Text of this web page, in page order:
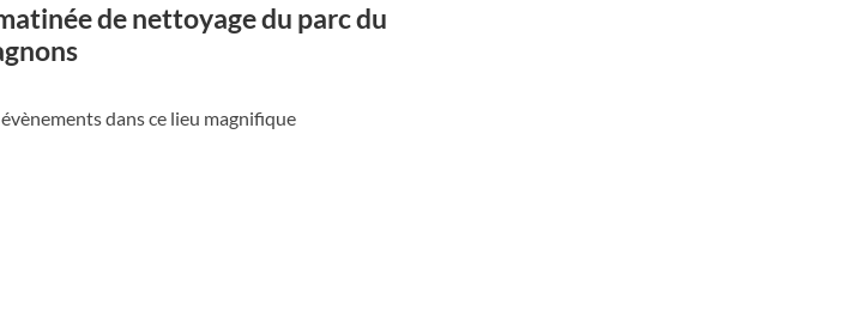
de nettoyage du parc du
dans ce lieu magnifique